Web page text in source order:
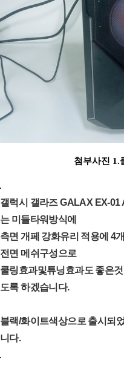
첨부사진 1.
갤럭시 갤라즈 GALAX EX-01
는 미들타워방식에
측면 개페 강화유리 적용에 4
전면 메쉬구성으로
쿨링효과및튜닝효과도 좋은
도록 하겠습니다.
블랙/화이트색상으로 출시되
니다.